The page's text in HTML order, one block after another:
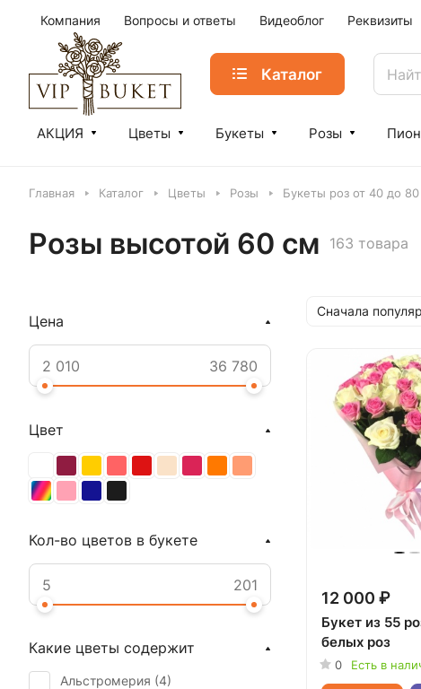
Компания Вопросы и ответы Видеоблог Реквизиты
Каталог
АКЦИЯ Цветы Букеты Розы
Главная Каталог Цветы Розы Букеты роз от 40 до
Розы высотой 60 см 163 товара
Сначала
12 000 ₽
Букет из 55
белых роз
0 Есть в
Цена
Цвет
Кол-во цветов в букете
Какие цветы содержит
Альстромерия (4)